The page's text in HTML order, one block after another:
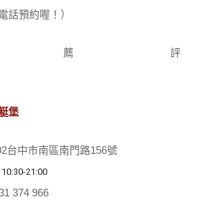
話預約喔！）
薦
堡
台中市南區南門路156號
21:00
374 966